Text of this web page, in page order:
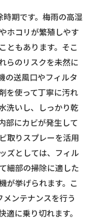
期です。梅雨の高湿
ホコリが繁殖しやす
ともあります。そこ
らのリスクを未然に
の送風口やフィルタ
を使って丁寧に汚れ
洗いし、しっかり乾
部にカビが発生して
取りスプレーを活用
ズとしては、フィル
細部の掃除に適した
が挙げられます。こ
ンテナンスを行う
に乗り切れます。